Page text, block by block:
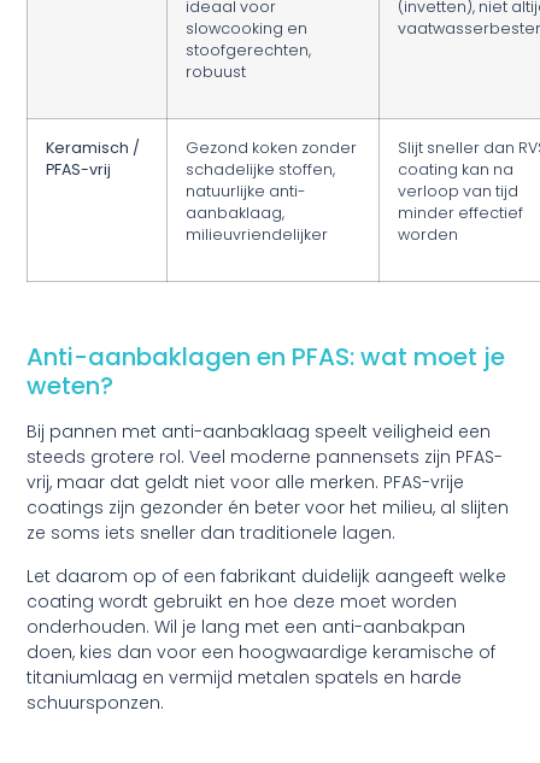
ideaal voor
slowcooking en
stoofgerechten,
robuust
(invetten), niet
Keramisch /
PFAS-vrij
Gezond koken zonder
schadelijke stoffen,
natuurlijke anti-
aanbaklaag,
milieuvriendelijker
Slijt sneller dan
coating kan na
verloop van tijd
minder effectief
worden
Anti-aanbaklagen en PFAS: wat moet je
weten?
Bij pannen met anti-aanbaklaag speelt veiligheid een
steeds grotere rol. Veel moderne pannensets zijn PFAS-
vrij, maar dat geldt niet voor alle merken. PFAS-vrije
coatings zijn gezonder én beter voor het milieu, al slijten
ze soms iets sneller dan traditionele lagen.
Let daarom op of een fabrikant duidelijk aangeeft welke
coating wordt gebruikt en hoe deze moet worden
onderhouden. Wil je lang met een anti-aanbakpan
doen, kies dan voor een hoogwaardige keramische of
titaniumlaag en vermijd metalen spatels en harde
schuursponzen.